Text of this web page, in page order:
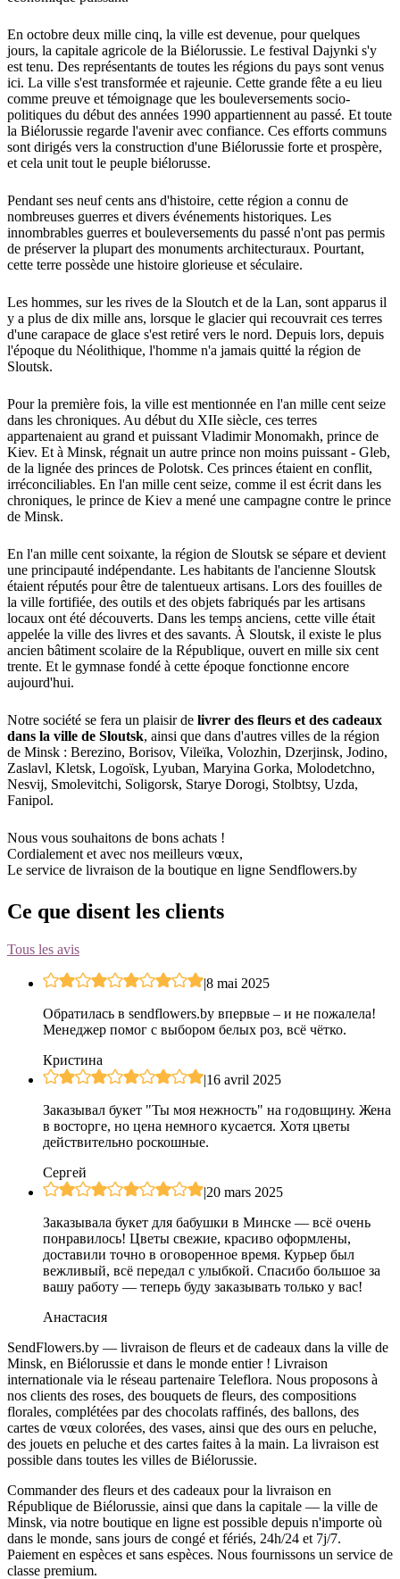
En octobre deux mille cinq, la ville est devenue, pour quelques
jours, la capitale agricole de la Biélorussie. Le festival Dajynki s'y
est tenu. Des représentants de toutes les régions du pays sont venus
ici. La ville s'est transformée et rajeunie. Cette grande fête a eu lieu
comme preuve et témoignage que les bouleversements socio-
politiques du début des années 1990 appartiennent au passé. Et toute
la Biélorussie regarde l'avenir avec confiance. Ces efforts communs
sont dirigés vers la construction d'une Biélorussie forte et prospère,
et cela unit tout le peuple biélorusse.
Pendant ses neuf cents ans d'histoire, cette région a connu de
nombreuses guerres et divers événements historiques. Les
innombrables guerres et bouleversements du passé n'ont pas permis
de préserver la plupart des monuments architecturaux. Pourtant,
cette terre possède une histoire glorieuse et séculaire.
Les hommes, sur les rives de la Sloutch et de la Lan, sont apparus il
y a plus de dix mille ans, lorsque le glacier qui recouvrait ces terres
d'une carapace de glace s'est retiré vers le nord. Depuis lors, depuis
l'époque du Néolithique, l'homme n'a jamais quitté la région de
Sloutsk.
Pour la première fois, la ville est mentionnée en l'an mille cent seize
dans les chroniques. Au début du XIIe siècle, ces terres
appartenaient au grand et puissant Vladimir Monomakh, prince de
Kiev. Et à Minsk, régnait un autre prince non moins puissant - Gleb,
de la lignée des princes de Polotsk. Ces princes étaient en conflit,
irréconciliables. En l'an mille cent seize, comme il est écrit dans les
chroniques, le prince de Kiev a mené une campagne contre le prince
de Minsk.
En l'an mille cent soixante, la région de Sloutsk se sépare et devient
une principauté indépendante. Les habitants de l'ancienne Sloutsk
étaient réputés pour être de talentueux artisans. Lors des fouilles de
la ville fortifiée, des outils et des objets fabriqués par les artisans
locaux ont été découverts. Dans les temps anciens, cette ville était
appelée la ville des livres et des savants. À Sloutsk, il existe le plus
ancien bâtiment scolaire de la République, ouvert en mille six cent
trente. Et le gymnase fondé à cette époque fonctionne encore
aujourd'hui.
Notre société se fera un plaisir de livrer des fleurs et des cadeaux
dans la ville de Sloutsk, ainsi que dans d'autres villes de la région
de Minsk : Berezino, Borisov, Vileïka, Volozhin, Dzerjinsk, Jodino,
Zaslavl, Kletsk, Logoïsk, Lyuban, Maryina Gorka, Molodetchno,
Nesvij, Smolevitchi, Soligorsk, Starye Dorogi, Stolbtsy, Uzda,
Fanipol.
Nous vous souhaitons de bons achats !
Cordialement et avec nos meilleurs vœux,
Le service de livraison de la boutique en ligne Sendflowers.by
Ce que disent les clients
Tous les avis
|8 mai 2025
Обратилась в sendflowers.by впервые – и не пожалела!
Менеджер помог с выбором белых роз, всё чётко.
Кристина
|16 avril 2025
Заказывал букет "Ты моя нежность" на годовщину. Жена
в восторге, но цена немного кусается. Хотя цветы
действительно роскошные.
Сергей
|20 mars 2025
Заказывала букет для бабушки в Минске — всё очень
понравилось! Цветы свежие, красиво оформлены,
доставили точно в оговоренное время. Курьер был
вежливый, всё передал с улыбкой. Спасибо большое за
вашу работу — теперь буду заказывать только у вас!
Анастасия
SendFlowers.by — livraison de fleurs et de cadeaux dans la ville de
Minsk, en Biélorussie et dans le monde entier ! Livraison
internationale via le réseau partenaire Teleflora. Nous proposons à
nos clients des roses, des bouquets de fleurs, des compositions
florales, complétées par des chocolats raffinés, des ballons, des
cartes de vœux colorées, des vases, ainsi que des ours en peluche,
des jouets en peluche et des cartes faites à la main. La livraison est
possible dans toutes les villes de Biélorussie.
Commander des fleurs et des cadeaux pour la livraison en
République de Biélorussie, ainsi que dans la capitale — la ville de
Minsk, via notre boutique en ligne est possible depuis n'importe où
dans le monde, sans jours de congé et fériés, 24h/24 et 7j/7.
Paiement en espèces et sans espèces. Nous fournissons un service de
classe premium.